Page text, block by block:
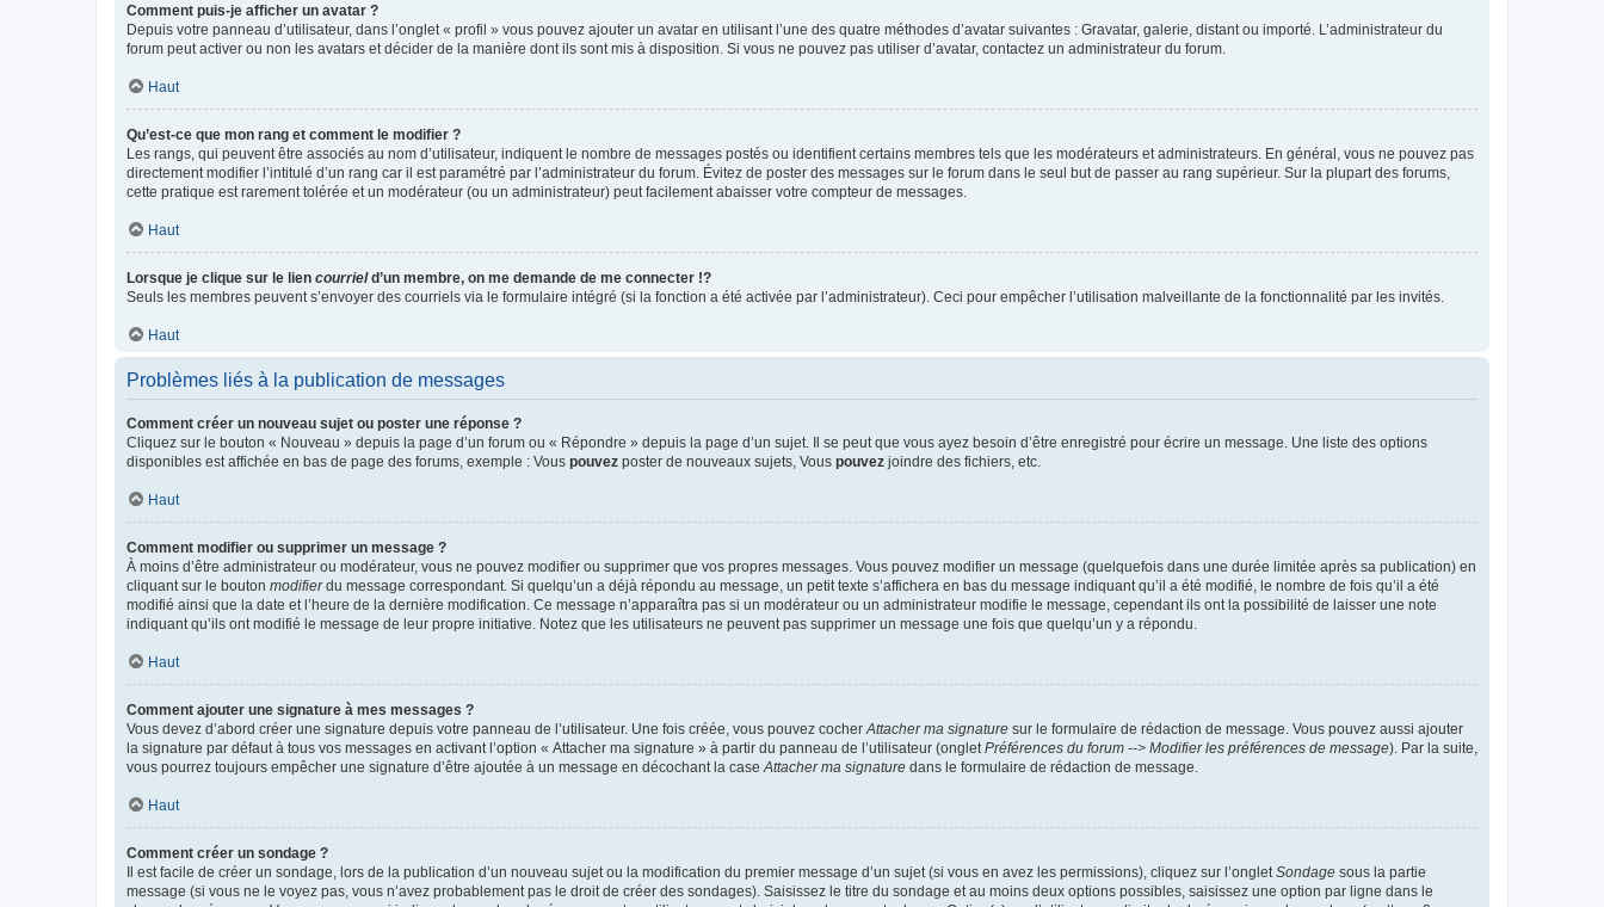
Comment puis-je afficher un avatar ?
Depuis votre panneau d’utilisateur, dans l’onglet « profil » vous pouvez ajouter un avatar en utilisant l’une des quatre méthodes d’avatar suivantes : Gravatar, galerie, distant ou importé. L’administrateur du
forum peut activer ou non les avatars et décider de la manière dont ils sont mis à disposition. Si vous ne pouvez pas utiliser d’avatar, contactez un administrateur du forum.
Haut
Qu’est-ce que mon rang et comment le modifier ?
Les rangs, qui peuvent être associés au nom d’utilisateur, indiquent le nombre de messages postés ou identifient certains membres tels que les modérateurs et administrateurs. En général, vous ne pouvez pas
directement modifier l’intitulé d’un rang car il est paramétré par l’administrateur du forum. Évitez de poster des messages sur le forum dans le seul but de passer au rang supérieur. Sur la plupart des forums,
cette pratique est rarement tolérée et un modérateur (ou un administrateur) peut facilement abaisser votre compteur de messages.
Haut
Lorsque je clique sur le lien courrield’un membre, on me demande de me connecter !?
Seuls les membres peuvent s’envoyer des courriels via le formulaire intégré (si la fonction a été activée par l’administrateur). Ceci pour empêcher l’utilisation malveillante de la fonctionnalité par les invités.
Haut
Problèmes liés à la publication de messages
Comment créer un nouveau sujet ou poster une réponse ?
Cliquez sur le bouton « Nouveau » depuis la page d’un forum ou « Répondre » depuis la page d’un sujet. Il se peut que vous ayez besoin d’être enregistré pour écrire un message. Une liste des options
disponibles est affichée en bas de page des forums, exemple : Vous pouvez poster de nouveaux sujets, Vous pouvez joindre des fichiers, etc.
Haut
Comment modifier ou supprimer un message ?
À moins d’être administrateur ou modérateur, vous ne pouvez modifier ou supprimer que vos propres messages. Vous pouvez modifier un message (quelquefois dans une durée limitée après sa publication) en
cliquant sur le bouton modifierdu message correspondant. Si quelqu’un a déjà répondu au message, un petit texte s’affichera en bas du message indiquant qu’il a été modifié, le nombre de fois qu’il a été
modifié ainsi que la date et l’heure de la dernière modification. Ce message n’apparaîtra pas si un modérateur ou un administrateur modifie le message, cependant ils ont la possibilité de laisser une note
indiquant qu’ils ont modifié le message de leur propre initiative. Notez que les utilisateurs ne peuvent pas supprimer un message une fois que quelqu’un y a répondu.
Haut
Comment ajouter une signature à mes messages ?
Vous devez d’abord créer une signature depuis votre panneau de l’utilisateur. Une fois créée, vous pouvez cocherAttacher ma signature sur le formulaire de rédaction de message. Vous pouvez aussi ajouter
la signature par défaut à tous vos messages en activant l’option « Attacher ma signature » à partir du panneau de l’utilisateur (ongletPréférences du forum --> Modifier les préférences de message). Par la suite,
vous pourrez toujours empêcher une signature d’être ajoutée à un message en décochant la caseAttacher ma signature dans le formulaire de rédaction de message.
Haut
Comment créer un sondage ?
Il est facile de créer un sondage, lors de la publication d’un nouveau sujet ou la modification du premier message d’un sujet (si vous en avez les permissions), cliquez sur l’ongletSondage sous la partie
message (si vous ne le voyez pas, vous n’avez probablement pas le droit de créer des sondages). Saisissez le titre du sondage et au moins deux options possibles, saisissez une option par ligne dans le